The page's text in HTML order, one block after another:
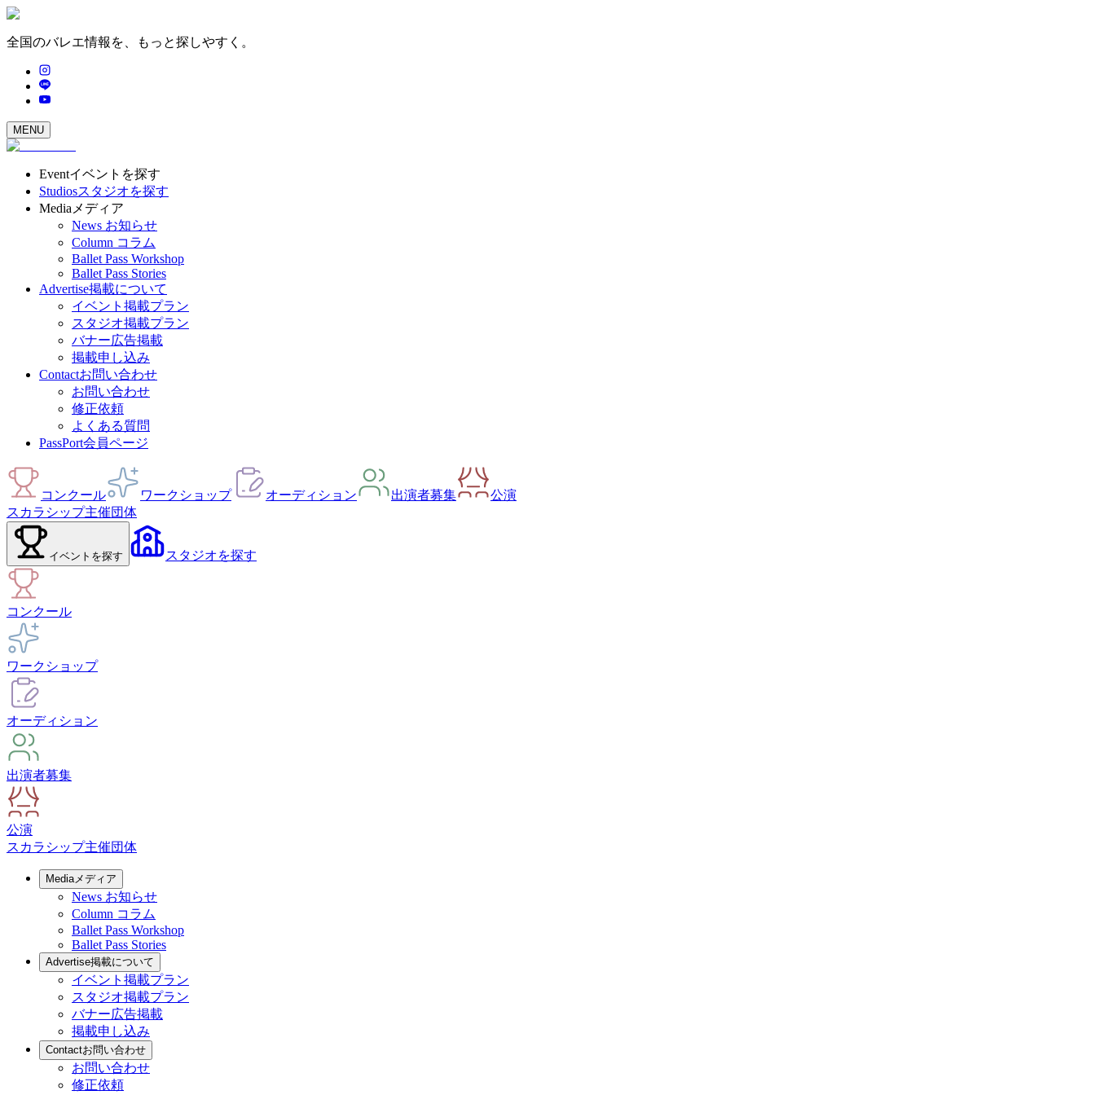
全国のバレエ情報を、もっと探しやすく。
MENU
Eventイベントを探す
Studiosスタジオを探す
Media メディア
News お知らせ
Column コラム
Ballet Pass Workshop
Ballet Pass Stories
Advertise掲載について
イベント掲載プラン
スタジオ掲載プラン
バナー広告掲載
掲載申し込み
Contactお問い合わせ
お問い合わせ
修正依頼
よくある質問
PassPort会員ページ
コンクール ワークショップ オーディション 出演者募集
公演
スカラシップ主催団体
イベント を探す スタジオを探す
コンクール
ワークショップ
オーディション
出演者募集
公演
スカラシップ主催団体
Mediaメディア
News お知らせ
Column コラム
Ballet Pass Workshop
Ballet Pass Stories
Advertise掲載について
イベント掲載プラン
スタジオ掲載プラン
バナー広告掲載
掲載申し込み
Contactお問い合わせ
お問い合わせ
修正依頼